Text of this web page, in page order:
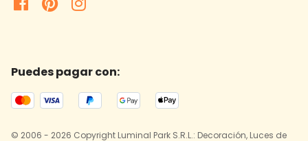
Puedes pagar con:
© 2006 - 2026 Copyright Luminal Park S.R.L.: Decoración, Luces de